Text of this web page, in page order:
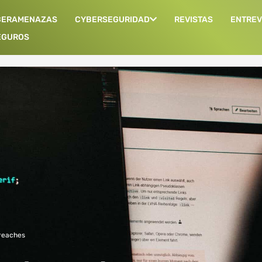
CYBERSEGURIDAD REVISTAS